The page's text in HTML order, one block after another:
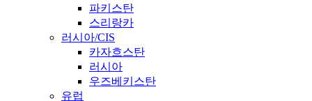
파키스탄
스리랑카
러시아/CIS
카자흐스탄
러시아
우즈베키스탄
유럽